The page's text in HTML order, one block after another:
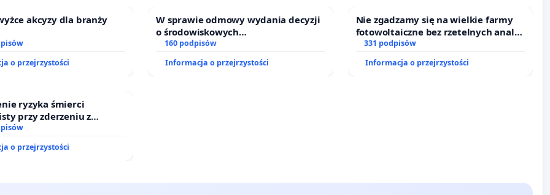
akcyzy dla branży
o przejrzystości
W sprawie odmowy wydania decyzji
o środowiskowych
uwarunkowaniach dla budowy
„Krynki” w Ostrowiu Południowym
160 podpisów
Informacja o przejrzystości
Nie zgadzamy się na wielkie farmy
fotowoltaiczne bez rzetelnych analiz
i akceptacji mieszkańców
331 podpisów
Informacja o przejrzystości
ryzyka śmierci
przy zderzeniu z
o przejrzystości